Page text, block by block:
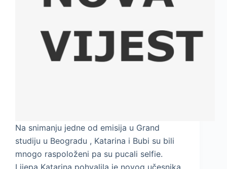
Na snimanju jedne od emisija u Grand
studiju u Beogradu , Katarina i Bubi su bili
mnogo raspoloženi pa su pucali selfie.